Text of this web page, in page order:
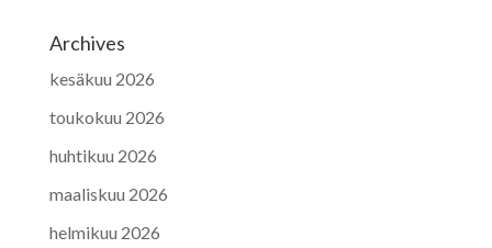
Archives
kesäkuu 2026
toukokuu 2026
huhtikuu 2026
maaliskuu 2026
helmikuu 2026